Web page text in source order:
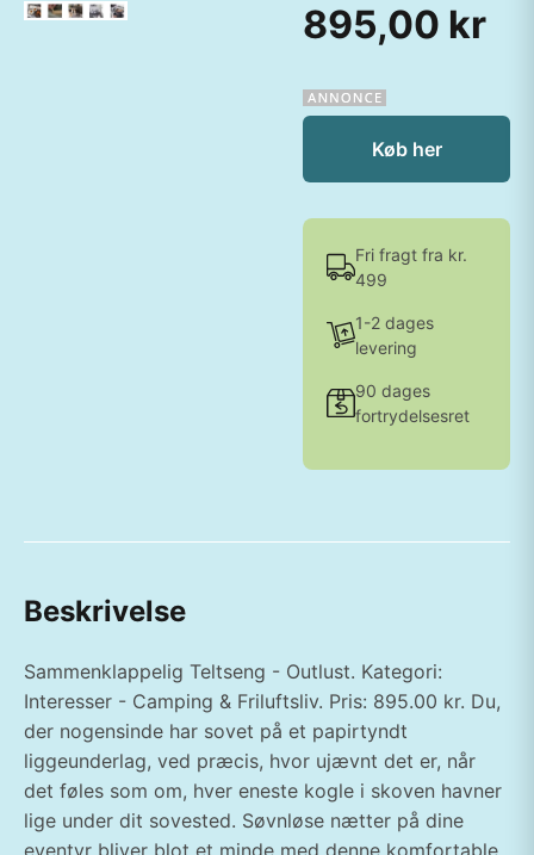
895,00 kr
Køb her
Fri fragt fra kr.
499
1-2 dages
levering
90 dages
fortrydelsesret
Beskrivelse
Sammenklappelig Teltseng - Outlust. Kategori:
Interesser - Camping & Friluftsliv. Pris: 895.00 kr. Du,
der nogensinde har sovet på et papirtyndt
liggeunderlag, ved præcis, hvor ujævnt det er, når
det føles som om, hver eneste kogle i skoven havner
lige under dit sovested. Søvnløse nætter på dine
eventyr bliver blot et minde med denne komfortable